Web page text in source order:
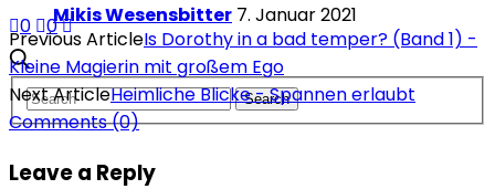
Mikis Wesensbitter 7. Januar 2021
0 0
Previous ArticleIs Dorothy in a bad temper? (Band 1) -
Kleine Magierin mit großem Ego
Next ArticleHeimliche Blicke - Spannen erlaubt
Comments(0)
Leave a Reply